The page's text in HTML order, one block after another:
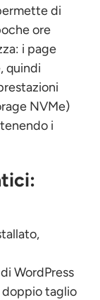
di
ore
i page
quindi
NVMe)
i
WordPress
doppio taglio